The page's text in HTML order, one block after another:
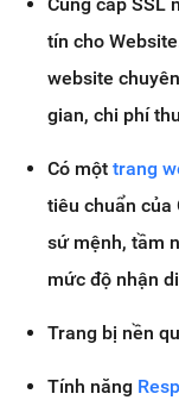
tín cho
website
gian, chi phí
Có một trang
tiêu chuẩn của
sứ mệnh, tầm
mức độ nhận
Trang bị nền
Tính năng